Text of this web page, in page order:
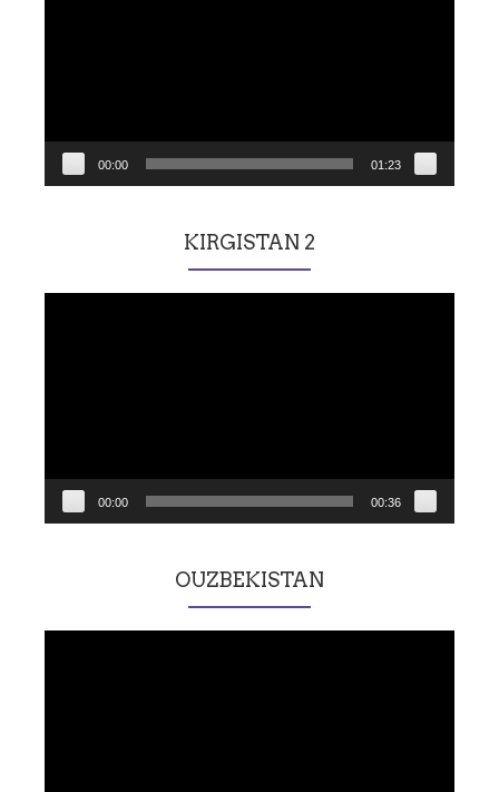
00:00 01:23
KIRGISTAN 2
00:00 00:36
OUZBEKISTAN